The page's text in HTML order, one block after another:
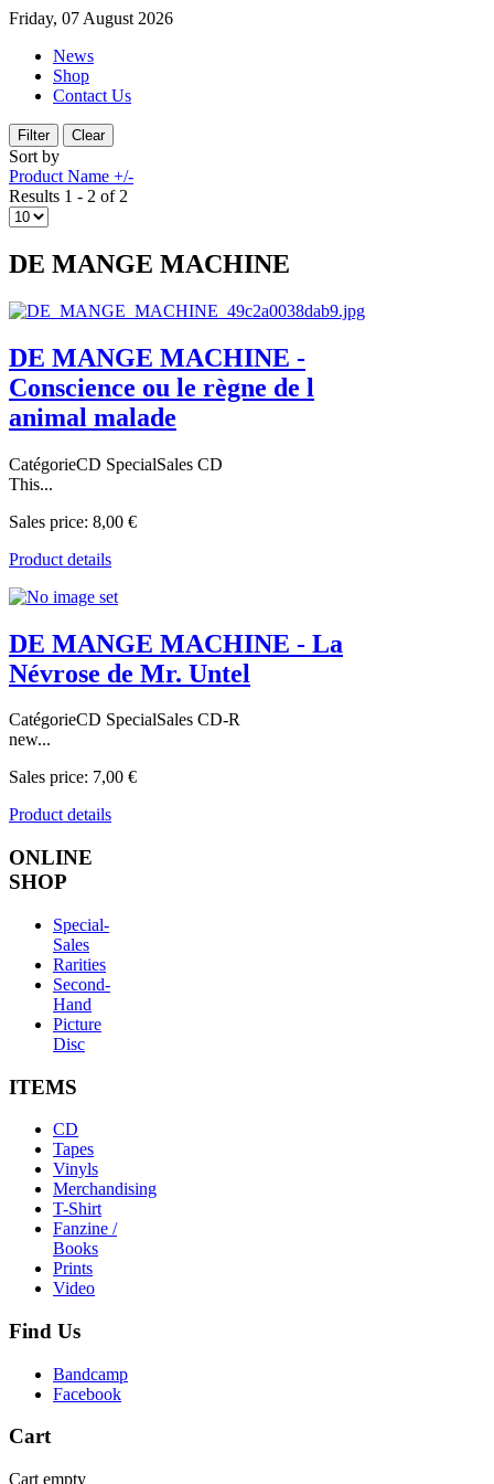
Friday, 07 August 2026
News
Shop
Contact Us
Sort by
Product Name +/-
Results 1 - 2 of 2
DE MANGE MACHINE
DE MANGE MACHINE -
Conscience ou le règne de l
animal malade
CatégorieCD SpecialSales CD
This...
Sales price: 8,00 €
Product details
DE MANGE MACHINE - La
Névrose de Mr. Untel
CatégorieCD SpecialSales CD-R
new...
Sales price: 7,00 €
Product details
ONLINE
SHOP
Special-
Sales
Rarities
Second-
Hand
Picture
Disc
ITEMS
CD
Tapes
Vinyls
Merchandising
T-Shirt
Fanzine /
Books
Prints
Video
Find Us
Bandcamp
Facebook
Cart
Cart empty